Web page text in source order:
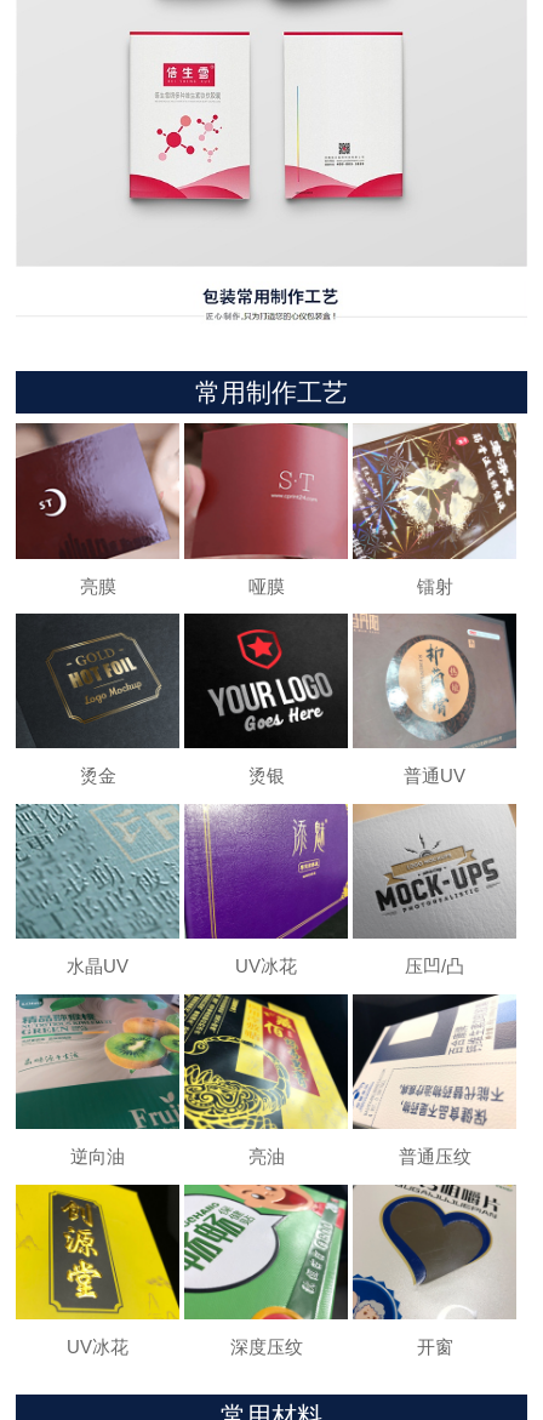
常用制作工艺
亮膜 哑膜 镭射
烫金 烫银 普通UV
水晶UV UV冰花 压凹/凸
逆向油 亮油 普通压纹
UV冰花 深度压纹 开窗